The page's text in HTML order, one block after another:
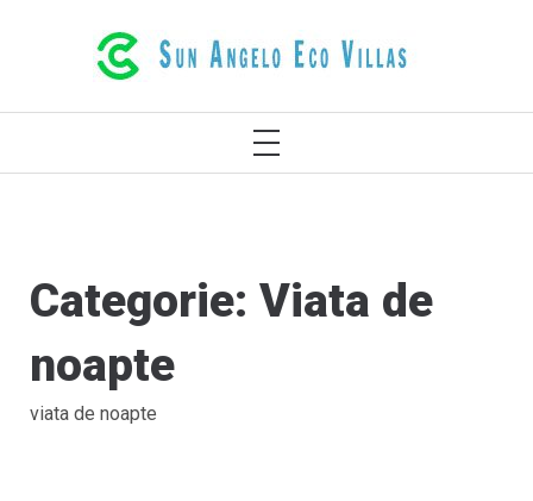
VILE ECOLOGICE DE LUX ÎN
RETHYMNO, CRETA, GRECIA
Categorie: Viata de
noapte
viata de noapte